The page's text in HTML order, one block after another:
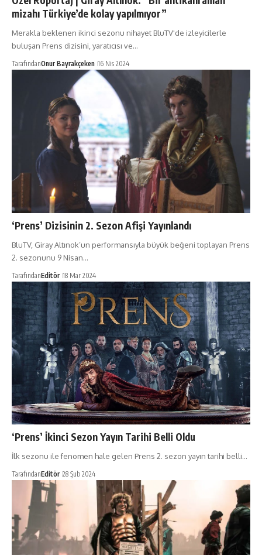
mizahı Türkiye’de kolay yapılmıyor”
Merakla beklenen ikinci sezonu nihayet BluTV'de izleyicilerle
buluşan Prens dizisini, yaratıcısı ve…
TarafındanOnur Bayrakçeken 16 Nis 2024
‘Prens’ Dizisinin 2. Sezon Afişi Yayınlandı
BluTV, Giray Altınok’un performansıyla büyük beğeni toplayan Prens
2. sezonunu 9 Nisan…
TarafındanEditör 18 Mar 2024
‘Prens’ İkinci Sezon Yayın Tarihi Belli Oldu
İlk sezonu ile fenomen hale gelen Prens 2. sezon yayın tarihi belli…
TarafındanEditör 28 Şub 2024